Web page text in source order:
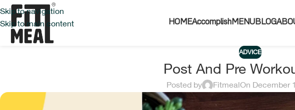
Skip to navigation
Skip to main content
HOMEAccomplishMENUBLOG
ADVICE
Post And Pre
Posted by FitmealOn December